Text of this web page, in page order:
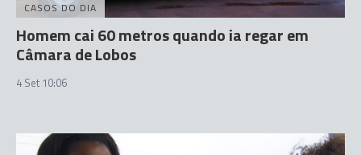
CASOS DO DIA
Homem cai 60 metros quando ia regar em
Câmara de Lobos
4 Set 10:06